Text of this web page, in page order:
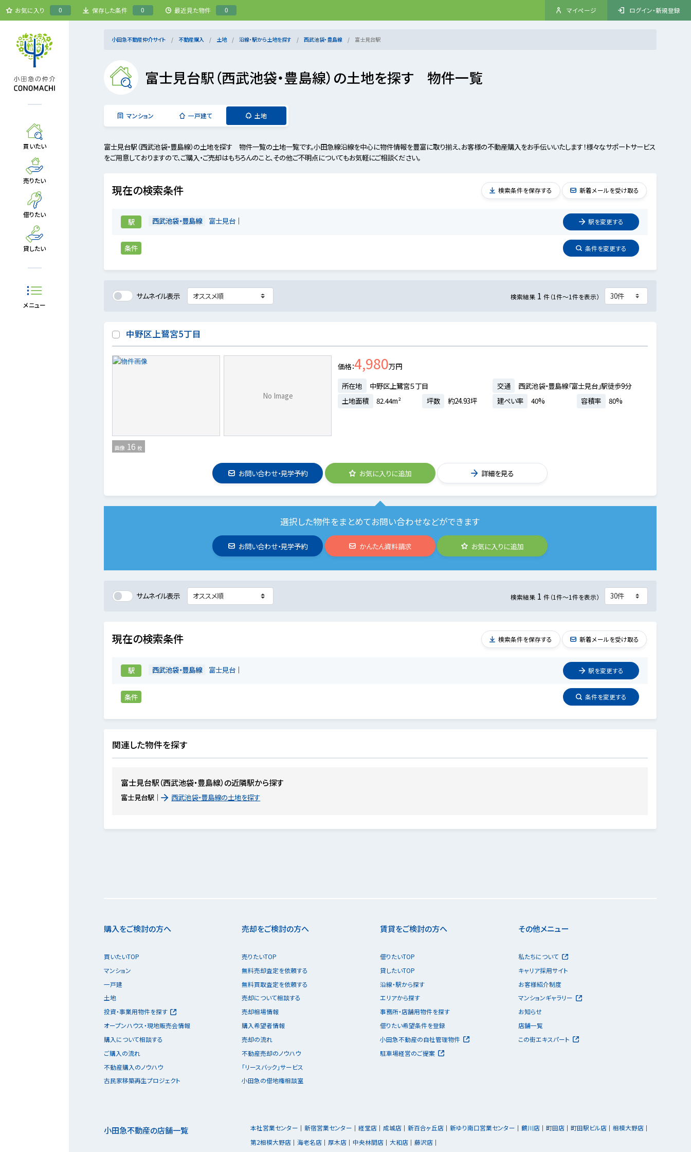
お気に入り 0 保存した条件 0 最近見た物件 0 マイページ ログイン・新規登録
買いたい
売りたい
借りたい
貸したい
メニュー
小田急不動産仲介サイト 不動産購入 土地 沿線・駅から土地を探す 西武池袋・豊島線 富士見台駅
富士見台駅（西武池袋・豊島線）の土地を探す 物件一覧
マンション 一戸建て 土地
富士見台駅（西武池袋・豊島線）の土地を探す 物件一覧の土地一覧です。小田急線沿線を中心に物件情報を豊富に取り揃え、お客様の不動産購入をお手伝いいたします！様々なサポートサービス
をご用意しておりますので、ご購入・ご売却はもちろんのこと、その他ご不明点についてもお気軽にご相談ください。
現在の検索条件
駅 西武池袋・豊島線 富士見台 駅を変更する
条件 条件を変更する
検索条件を保存する 新着メールを受け取る
サムネイル表示 検索結果 1 件（1件～1件を表示）
中野区上鷺宮5丁目
No Image
画像 16 枚
価格 4,980万円
所在地
中野区上鷺宮５丁目 交通
西武池袋・豊島線「富士見台」駅徒歩9分
土地面積
82.44m² 坪数 約24.93坪 建ぺい率 40% 容積率 80%
お問い合わせ・見学予約 お気に入りに追加 詳細を見る
選択した物件をまとめてお問い合わせなどができます
お問い合わせ・見学予約 かんたん資料請求 お気に入りに追加
サムネイル表示 検索結果 1 件（1件～1件を表示）
現在の検索条件
駅 西武池袋・豊島線 富士見台 駅を変更する
条件 条件を変更する
検索条件を保存する 新着メールを受け取る
関連した物件を探す
富士見台駅（西武池袋・豊島線）の近隣駅から探す
富士見台駅 西武池袋・豊島線の土地を探す
購入をご検討の方へ
買いたいTOP
マンション
一戸建
土地
投資・事業用物件を探す
オープンハウス・現地販売会情報
購入について相談する
ご購入の流れ
不動産購入のノウハウ
古民家移築再生プロジェクト
売却をご検討の方へ
売りたいTOP
無料売却査定を依頼する
無料買取査定を依頼する
売却について相談する
売却相場情報
購入希望者情報
売却の流れ
不動産売却のノウハウ
「リースバック」サービス
小田急の借地権相談室
賃貸をご検討の方へ
借りたいTOP
貸したいTOP
沿線・駅から探す
エリアから探す
事務所・店舗用物件を探す
借りたい希望条件を登録
小田急不動産の自社管理物件
駐車場経営のご提案
その他メニュー
私たちについて
キャリア採用サイト
お客様紹介制度
マンションギャラリー
お知らせ
店舗一覧
この街エキスパート
小田急不動産の店舗一覧 本社営業センター 新宿営業センター 経堂店 成城店 新百合ヶ丘店 新ゆり南口営業センター 鶴川店 町田店 町田駅ビル店
相模大野店
第2相模大野店
海老名店 厚木店 中央林間店 大和店 藤沢店